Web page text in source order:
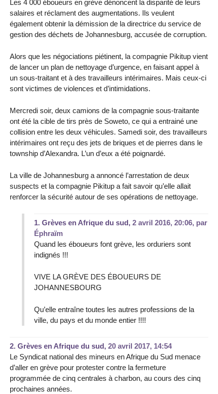
Les 4 000 éboueurs en grève dénoncent la disparité de leurs
salaires et réclament des augmentations. Ils veulent
également obtenir la démission de la directrice du service de
gestion des déchets de Johannesburg, accusée de corruption.
Alors que les négociations piétinent, la compagnie Pikitup vient
de lancer un plan de nettoyage d’urgence, en faisant appel à
un sous-traitant et à des travailleurs intérimaires. Mais ceux-ci
sont victimes de violences et d’intimidations.
Mercredi soir, deux camions de la compagnie sous-traitante
ont été la cible de tirs près de Soweto, ce qui a entrainé une
collision entre les deux véhicules. Samedi soir, des travailleurs
intérimaires ont reçu des jets de briques et de pierres dans le
township d’Alexandra. L’un d’eux a été poignardé.
La ville de Johannesburg a annoncé l’arrestation de deux
suspects et la compagnie Pikitup a fait savoir qu’elle allait
renforcer la sécurité autour de ses opérations de nettoyage.
1. Grèves en Afrique du sud, 2 avril 2016, 20:06, par
Éphraïm
Quand les éboueurs font grève, les orduriers sont
indignés !!!
VIVE LA GRÈVE DES ÉBOUEURS DE
JOHANNESBOURG
Qu’elle entraîne toutes les autres professions de la
ville, du pays et du monde entier !!!!
2. Grèves en Afrique du sud, 20 avril 2017, 14:54
Le Syndicat national des mineurs en Afrique du Sud menace
d’aller en grève pour protester contre la fermeture
programmée de cinq centrales à charbon, au cours des cinq
prochaines années.